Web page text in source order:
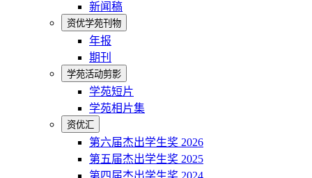
新闻稿
资优学苑刊物
年报
期刊
学苑活动剪影
学苑短片
学苑相片集
资优汇
第六届杰出学生奖 2026
第五届杰出学生奖 2025
第四届杰出学生奖 2024